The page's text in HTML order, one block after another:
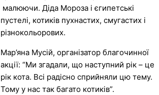
малюючи. Діда Мороза і єгипетські
пустелі, котиків пухнастих, смугастих і
різнокольорових.
Мар’яна Мусій, організатор благочинної
акції: “Ми згадали, що наступний рік – це
рік кота. Всі радісно сприйняли цю тему.
Тому у нас так багато котиків”.